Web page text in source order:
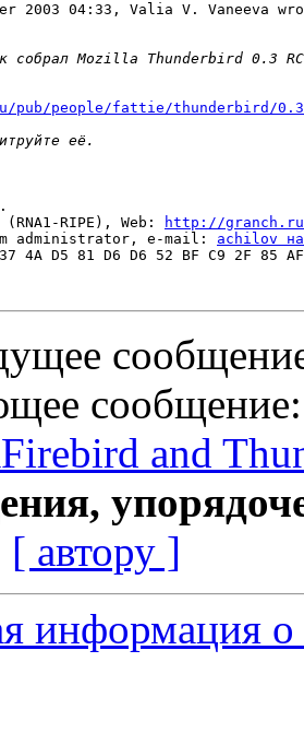
2003 04:33, Valia V. Vaneeva
people/fattie/thunderbird/0.3/
(RNA1-RIPE), Web:
http://
administrator, e-mail:
achilov
4A D5 81 D6 D6 52 BF C9 2F 85
and
[ автору ]
информация о